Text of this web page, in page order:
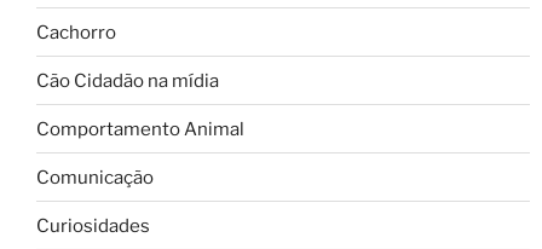
Cachorro
Cão Cidadão na mídia
Comportamento Animal
Comunicação
Curiosidades